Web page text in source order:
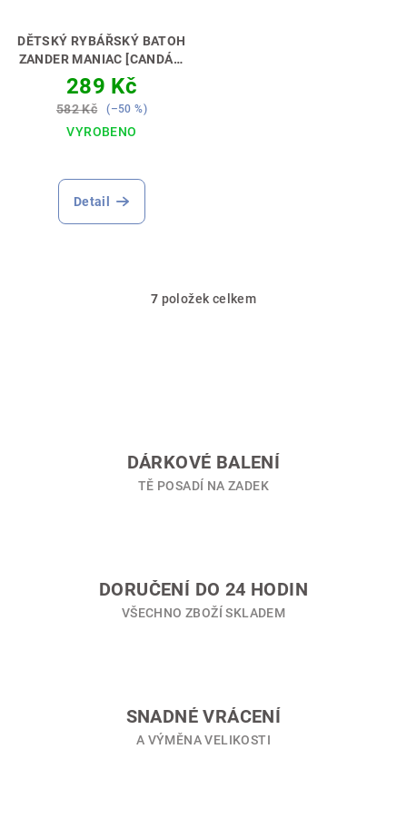
DĚTSKÝ RYBÁŘSKÝ BATOH
ZANDER MANIAC [CANDÁT]
PERFEKTNÍ DÁREK PRO
MALÉHO RYBÁŘE🎁💝
289 Kč
582 Kč (–50 %)
VYROBENO
Detail
O
í
p
r
v
ý
p
7 položek celkem
DÁRKOVÉ BALENÍ
TĚ POSADÍ NA ZADEK
DORUČENÍ DO 24 HODIN
VŠECHNO ZBOŽÍ SKLADEM
SNADNÉ VRÁCENÍ
A VÝMĚNA VELIKOSTI